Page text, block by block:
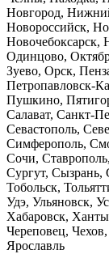
Новгород,
Новороссийск,
Новочебоксарск,
Одинцово,
Зуево, Орск,
Петропавловск-
Пушкино,
Салават, Санкт-
Севастополь,
Симферополь,
Сочи,
Сургут, Сызрань,
Тобольск,
Удэ, Ульяновск,
Хабаровск,
Череповец,
Ярославль